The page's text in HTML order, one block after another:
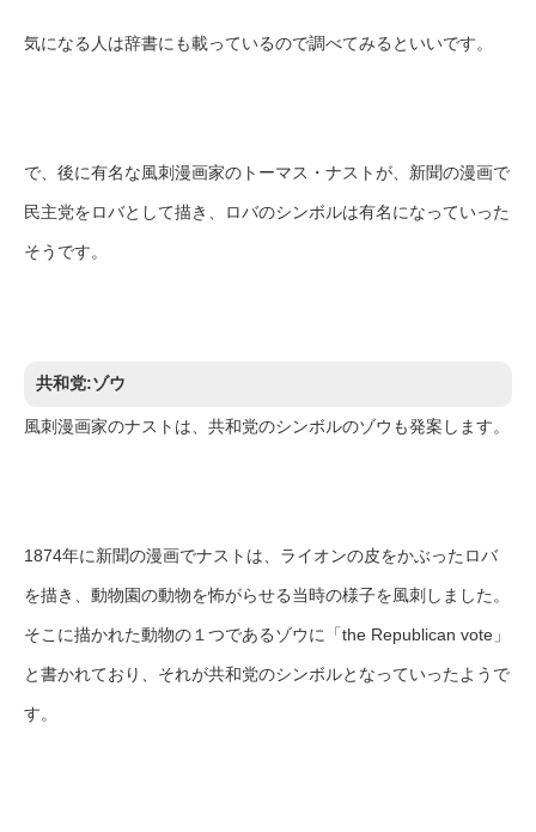
気になる人は辞書にも載っているので調べてみるといいです。
で、後に有名な風刺漫画家のトーマス・ナストが、新聞の漫画で
民主党をロバとして描き、ロバのシンボルは有名になっていった
そうです。
共和党:ゾウ
風刺漫画家のナストは、共和党のシンボルのゾウも発案します。
1874年に新聞の漫画でナストは、ライオンの皮をかぶったロバ
を描き、動物園の動物を怖がらせる当時の様子を風刺しました。
そこに描かれた動物の１つであるゾウに「the Republican vote」
と書かれており、それが共和党のシンボルとなっていったようで
す。